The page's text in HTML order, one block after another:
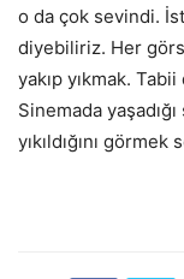
o da çok sevindi.
diyebiliriz. Her
yakıp yıkmak.
Sinemada
yıkıldığını